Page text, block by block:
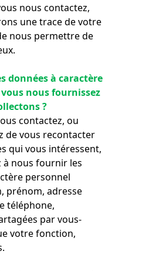
nous contactez,
une trace de votre
nous permettre de
données à caractère
nous fournissez
?
contactez, ou
de vous recontacter
qui vous intéressent,
à nous fournir les
personnel
prénom, adresse
téléphone,
par vous-
votre fonction,